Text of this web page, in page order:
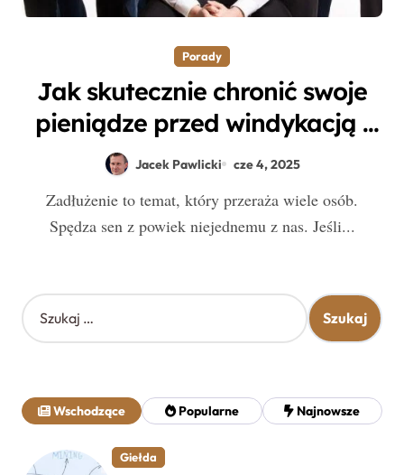
Porady
Jak skutecznie chronić swoje
pieniądze przed windykacją i
zajęciem konta?
Jacek Pawlicki cze 4, 2025
Zadłużenie to temat, który przeraża wiele osób.
Spędza sen z powiek niejednemu z nas. Jeśli...
S
z
j
:
Wschodzące Popularne Najnowsze
Giełda